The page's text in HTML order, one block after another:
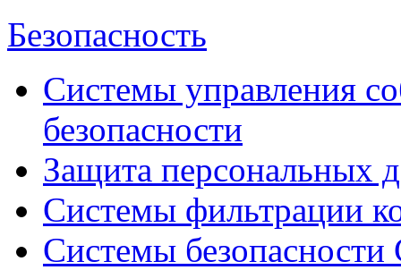
Безопасность
Системы управления
безопасности
Защита персональных
Системы фильтрации
Системы безопасности